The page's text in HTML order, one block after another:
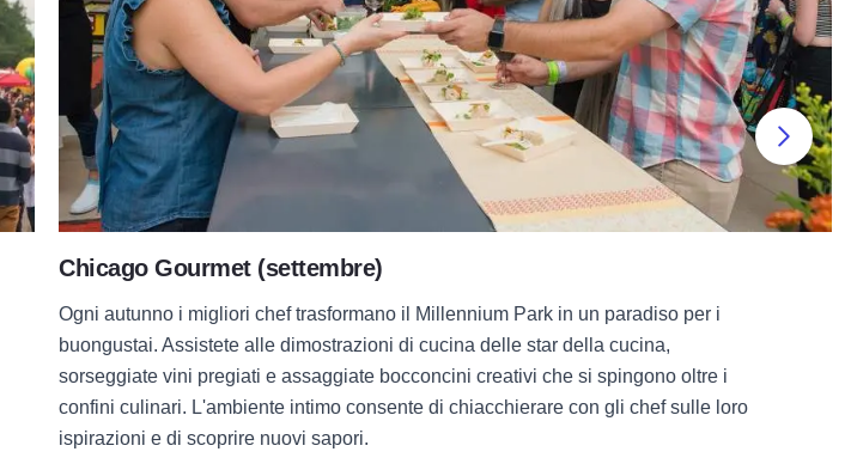
Chicago Gourmet (settembre)
Ogni autunno i migliori chef trasformano il Millennium Park in un paradiso per i
buongustai. Assistete alle dimostrazioni di cucina delle star della cucina,
sorseggiate vini pregiati e assaggiate bocconcini creativi che si spingono oltre i
confini culinari. L'ambiente intimo consente di chiacchierare con gli chef sulle loro
ispirazioni e di scoprire nuovi sapori.
Succ